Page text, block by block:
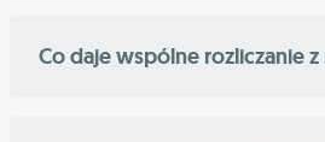
Co daje wspólne rozliczanie z